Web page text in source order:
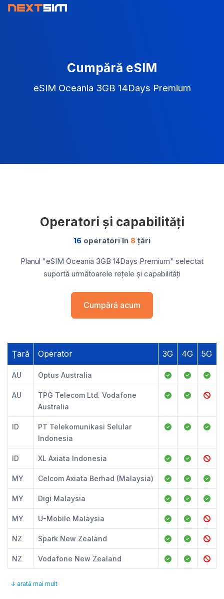
Cumpără eSIM
eSIM Oceania 3GB 14Days Premium
Operatori și capabilități
16 operatori în 8 țări
Planul "eSIM Oceania 3GB 14Days Premium" selectat
suportă următoarele rețele și capabilități
Cumpără acum
Țară Operator 3G 4G 5G
AU Optus Australia
AU
TPG Telecom Ltd. Vodafone
Australia
ID
PT Telekomunikasi Selular
Indonesia
ID XL Axiata Indonesia
MY Celcom Axiata Berhad (Malaysia)
MY Digi Malaysia
MY U-Mobile Malaysia
NZ Spark New Zealand
NZ Vodafone New Zealand
↓ arată mai mult